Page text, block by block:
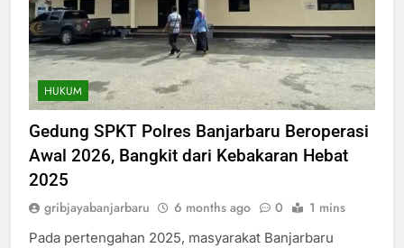
HUKUM
Gedung SPKT Polres Banjarbaru Beroperasi
Awal 2026, Bangkit dari Kebakaran Hebat
2025
gribjayabanjarbaru 6 months ago 0 1 mins
Pada pertengahan 2025, masyarakat Banjarbaru